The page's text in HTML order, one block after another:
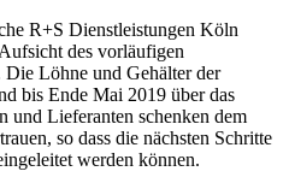
R+S Dienstleistungen Köln
des vorläufigen
Löhne und Gehälter der
bis Ende Mai 2019 über das
und Lieferanten schenken dem
so dass die nächsten Schritte
werden können.